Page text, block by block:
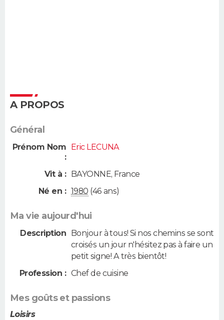
A PROPOS
Général
Prénom Nom
:
Eric LECUNA
Vit à : BAYONNE, France
Né en : 1980 (46 ans)
Ma vie aujourd'hui
Description Bonjour à tous! Si nos chemins se sont
croisés un jour n'hésitez pas à faire un
petit signe! A très bientôt!
Profession : Chef de cuisine
Mes goûts et passions
Loisirs